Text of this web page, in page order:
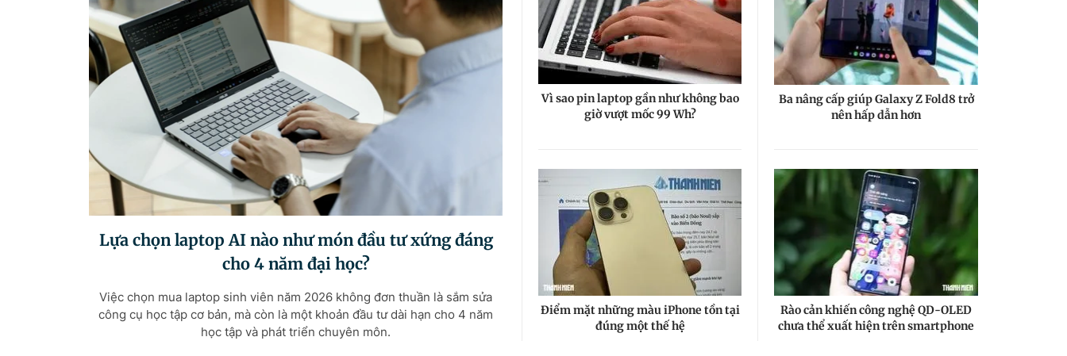
Trải nghiệm những tính
năng camera cao cấp nhất
trên Samsung Galaxy S26
Ultra: Zoom mượt, rung lắc
không là vấn đề
Review 3 tháng dùng
Galaxy S26 Ultra: Những
tính năng AI khiến tôi
không muốn tắt
Lựa chọn laptop AI nào như món đầu tư xứng đáng
cho 4 năm đại học?
Việc chọn mua laptop sinh viên năm 2026 không đơn thuần là sắm sửa
công cụ học tập cơ bản, mà còn là một khoản đầu tư dài hạn cho 4 năm
học tập và phát triển chuyên môn.
Vì sao pin laptop gần như không bao
giờ vượt mốc 99 Wh?
Ba nâng cấp giúp Galaxy Z Fold8 trở
nên hấp dẫn hơn
Điểm mặt những màu iPhone tồn tại
đúng một thế hệ
Rào cản khiến công nghệ QD-OLED
chưa thể xuất hiện trên smartphone